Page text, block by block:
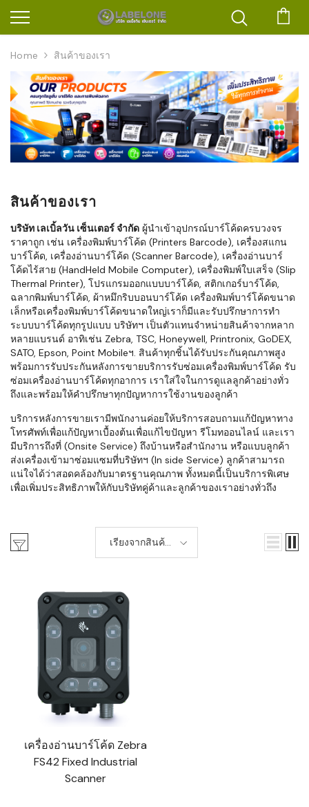
Home สินค้าของเรา
สินค้าของเรา
บริษัท เลเบิ้ลวัน เซ็นเตอร์ จำกัด ผู้นำเข้าอุปกรณ์บาร์โค้ดครบวงจร
ราคาถูก เช่น เครื่องพิมพ์บาร์โค้ด (Printers Barcode), เครื่องสแกน
บาร์โค้ด, เครื่องอ่านบาร์โค้ด (Scanner Barcode), เครื่องอ่านบาร์
โค้ดไร้สาย (HandHeld Mobile Computer), เครื่องพิมพ์ใบเสร็จ (Slip
Thermal Printer), โปรแกรมออกแบบบาร์โค้ด, สติกเกอร์บาร์โค้ด,
ฉลากพิมพ์บาร์โค้ด, ผ้าหมึกริบบอนบาร์โค้ด เครื่องพิมพ์บาร์โค้ดขนาด
เล็กหรือเครื่องพิมพ์บาร์โค้ดขนาดใหญ่เราก็มีและรับปรึกษาการทำ
ระบบบาร์โค้ดทุกรูปแบบ บริษัทฯ เป็นตัวแทนจำหน่ายสินค้าจากหลาก
หลายแบรนด์ อาทิเช่น Zebra, TSC, Honeywell, Printronix, GoDEX,
SATO, Epson, Point Mobileฯ. สินค้าทุกชิ้นได้รับประกันคุณภาพสูง
พร้อมการรับประกันหลังการขายบริการรับซ่อมเครื่องพิมพ์บาร์โค้ด รับ
ซ่อมเครื่องอ่านบาร์โค้ดทุกอาการ เราใส่ใจในการดูแลลูกค้าอย่างทั่ว
ถึงและพร้อมให้คำปรึกษาทุกปัญหาการใช้งานของลูกค้า
บริการหลังการขายเรามีพนักงานค่อยให้บริการสอบถามแก้ปัญหาทาง
โทรศัพท์เพื่อแก้ปัญหาเบื้องต้นเพื่อแก้ไขปัญหา รีโมทออนไลน์ และเรา
มีบริการถึงที่ (Onsite Service) ถึงบ้านหรือสำนักงาน หรือแบบลูกค้า
ส่งเครื่องเข้ามาซ่อมแซมที่บริษัทฯ (In side Service) ลูกค้าสามารถ
แน่ใจได้ว่าสอดคล้องกับมาตรฐานคุณภาพ ทั้งหมดนี้เป็นบริการพิเศษ
เพื่อเพิ่มประสิทธิภาพให้กับบริษัทคู่ค้าและลูกค้าของเราอย่างทั่วถึง
เรียงจากสินค้า
ใหม่-เก่า
เครื่องอ่านบาร์โค้ด Zebra
FS42 Fixed Industrial
Scanner